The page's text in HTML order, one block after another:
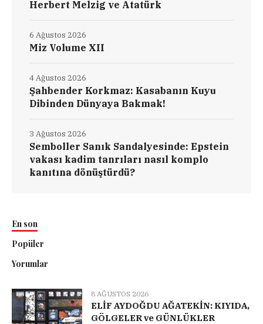
Herbert Melzig ve Atatürk
Miz Volume XII
6 Ağustos 2026
Şahbender Korkmaz: Kasabanın Kuyu
Dibinden Dünyaya Bakmak!
4 Ağustos 2026
Semboller Sanık Sandalyesinde: Epstein
vakası kadim tanrıları nasıl komplo
kanıtına dönüştürdü?
3 Ağustos 2026
En son
Popüler
Yorumlar
8 AĞUSTOS 2026
ELİF AYDOĞDU AĞATEKİN: KIYIDA,
GÖLGELER ve GÜNLÜKLER